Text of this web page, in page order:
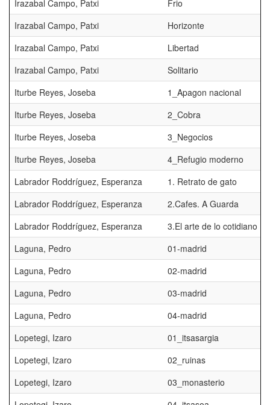
Irazabal Campo, Patxi
Frio
Irazabal Campo, Patxi
Horizonte
Irazabal Campo, Patxi
Libertad
Irazabal Campo, Patxi
Solitario
Iturbe Reyes, Joseba
1_Apagon nacional
Iturbe Reyes, Joseba
2_Cobra
Iturbe Reyes, Joseba
3_Negocios
Iturbe Reyes, Joseba
4_Refugio moderno
Labrador Roddríguez, Esperanza
1. Retrato de gato
Labrador Roddríguez, Esperanza
2.Cafes. A Guarda
Labrador Roddríguez, Esperanza
3.El arte de lo cotidiano
Laguna, Pedro
01-madrid
Laguna, Pedro
02-madrid
Laguna, Pedro
03-madrid
Laguna, Pedro
04-madrid
Lopetegi, Izaro
01_itsasargia
Lopetegi, Izaro
02_ruinas
Lopetegi, Izaro
03_monasterio